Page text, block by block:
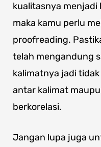
kualitasnya menjadi
maka kamu perlu
proofreading.
telah mengandung
kalimatnya jadi
antar kalimat
berkorelasi.
Jangan lupa juga